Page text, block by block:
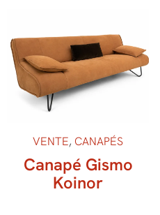
VENTE, CANAPÉS
Canapé Gismo
Koinor